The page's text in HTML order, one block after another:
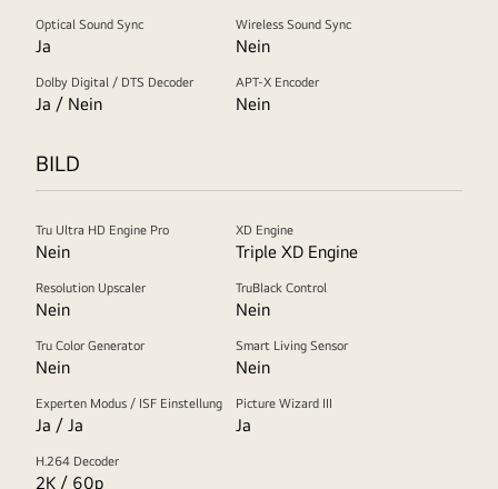
Optical Sound Sync
Ja
Wireless Sound Sync
Nein
Dolby Digital / DTS Decoder
Ja / Nein
APT-X Encoder
Nein
BILD
Tru Ultra HD Engine Pro
Nein
XD Engine
Triple XD Engine
Resolution Upscaler
Nein
TruBlack Control
Nein
Tru Color Generator
Nein
Smart Living Sensor
Nein
Experten Modus / ISF Einstellung
Ja / Ja
Picture Wizard III
Ja
H.264 Decoder
2K / 60p